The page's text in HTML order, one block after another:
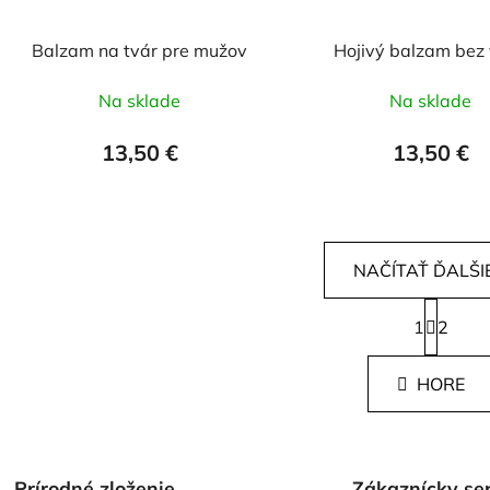
Balzam na tvár pre mužov
Na sklade
13,50 €
Hojivý balzam bez
Na sklade
13,50 €
O
v
l
á
c
NAČÍTAŤ
S
t
r
n
k
1 2
HORE